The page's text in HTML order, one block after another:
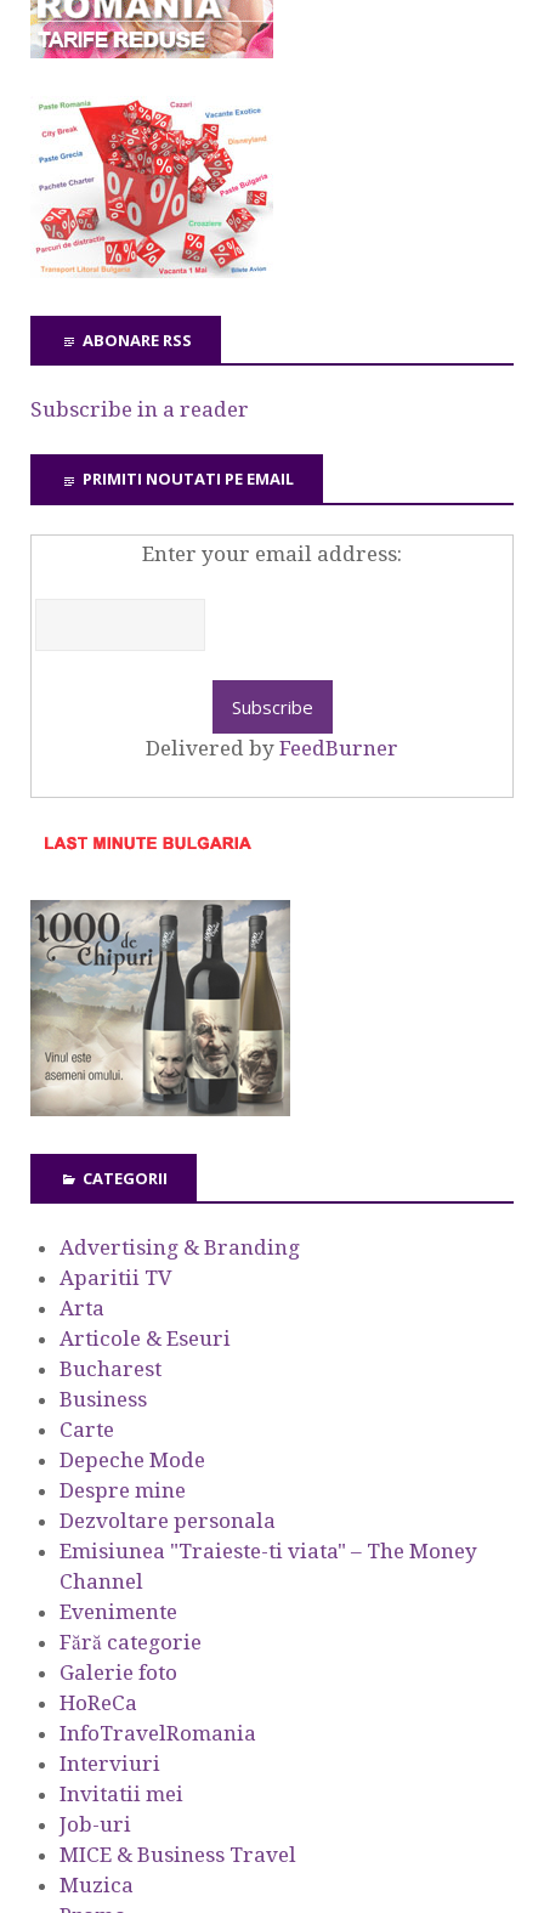
ABONARE RSS
Subscribe in a reader
PRIMITI NOUTATI PE EMAIL
Enter your email address:
Delivered by FeedBurner
CATEGORII
Advertising & Branding
Aparitii TV
Arta
Articole & Eseuri
Bucharest
Business
Carte
Depeche Mode
Despre mine
Dezvoltare personala
Emisiunea "Traieste-ti viata" – The Money
Channel
Evenimente
Fără categorie
Galerie foto
HoReCa
InfoTravelRomania
Interviuri
Invitatii mei
Job-uri
MICE & Business Travel
Muzica